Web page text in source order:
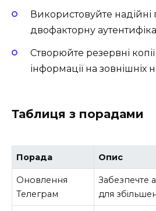
Використовуйте надійні
двофакторну
Створюйте резервні
інформації на зовнішніх
Таблиця з порадами
Порада Опис
Оновлення
Телеграм
Забезпечте
для